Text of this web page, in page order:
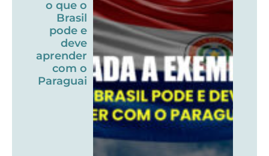
o que o
Brasil
pode e
deve
aprender
com o
Paraguai